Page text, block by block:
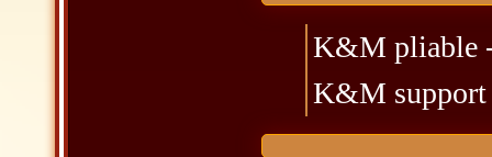
K&M pliable
K&M support